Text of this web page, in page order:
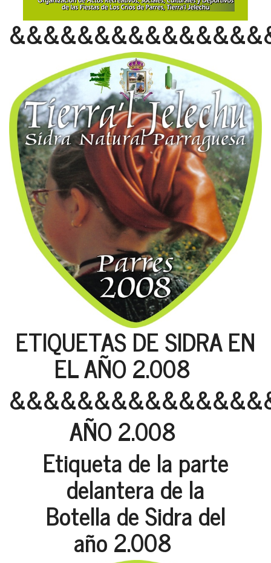
ETIQUETAS DE SIDRA EN
EL AÑO 2.008
AÑO 2.008
Etiqueta de la parte
delantera de la
Botella de Sidra del
año 2.008